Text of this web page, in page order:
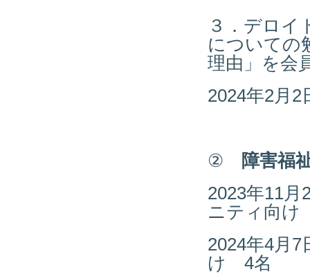
３．デロイ
についての
理由」を会
2024年2月
② 障害福
2023年11
ニティ向
2024年4月
け 4名